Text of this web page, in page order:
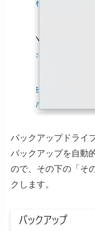
バックアップドライ
バックアップを自動
ので、その下の「そ
クします。